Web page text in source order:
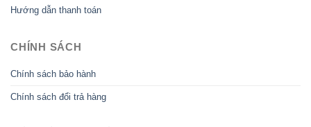
Hướng dẫn thanh toán
CHÍNH SÁCH
Chính sách bảo hành
Chính sách đổi trả hàng